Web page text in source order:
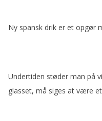
Ny spansk drik er et opgør
Undertiden støder man på
glasset, må siges at være